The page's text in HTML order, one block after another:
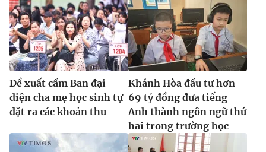
® Cấm sao chép dưới mọi hình thức nếu không có sự chấp
thuận bằng văn bản. Ghi rõ nguồn VTV.vn khi phát hành lại
thông tin từ website này.
Đề xuất cấm Ban đại
diện cha mẹ học sinh tự
đặt ra các khoản thu
Khánh Hòa đầu tư hơn
69 tỷ đồng đưa tiếng
Anh thành ngôn ngữ thứ
hai trong trường học